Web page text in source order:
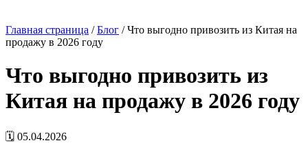
Главная страница /Блог /Что выгодно привозить из Китая на
продажу в 2026 году
Что выгодно привозить из
Китая на продажу в 2026 году
🗓 05.04.2026